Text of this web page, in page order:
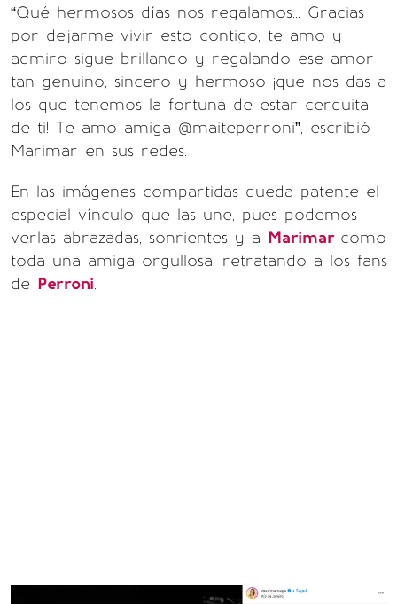
“Qué hermosos días nos regalamos... Gracias
por dejarme vivir esto contigo, te amo y
admiro sigue brillando y regalando ese amor
tan genuino, sincero y hermoso ¡que nos das a
los que tenemos la fortuna de estar cerquita
de ti! Te amo amiga @maiteperroni”, escribió
Marimar en sus redes.
En las imágenes compartidas queda patente el
especial vínculo que las une, pues podemos
verlas abrazadas, sonrientes y a Marimar como
toda una amiga orgullosa, retratando a los fans
de Perroni.